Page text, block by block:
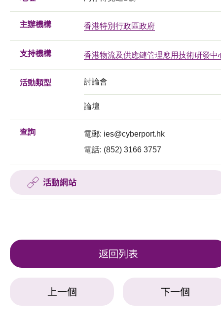
主辦機構 香港特別行政區政府
支持機構 香港物流及供應鏈管理應用技術研發中
活動類型 討論會
論壇
查詢 電郵: ies@cyberport.hk
電話: (852) 3166 3757
活動網站
返回列表
上一個 下一個